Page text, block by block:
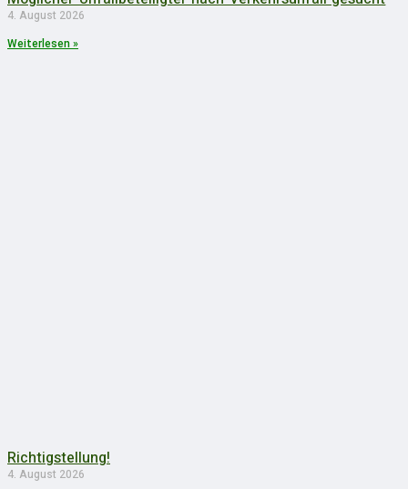
4. August 2026
Weiterlesen »
Richtigstellung!
4. August 2026